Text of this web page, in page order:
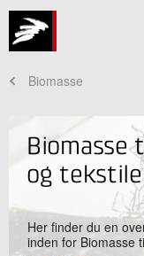
Biomasse
Biomasse
og
Her finder du en
inden for Biomasse